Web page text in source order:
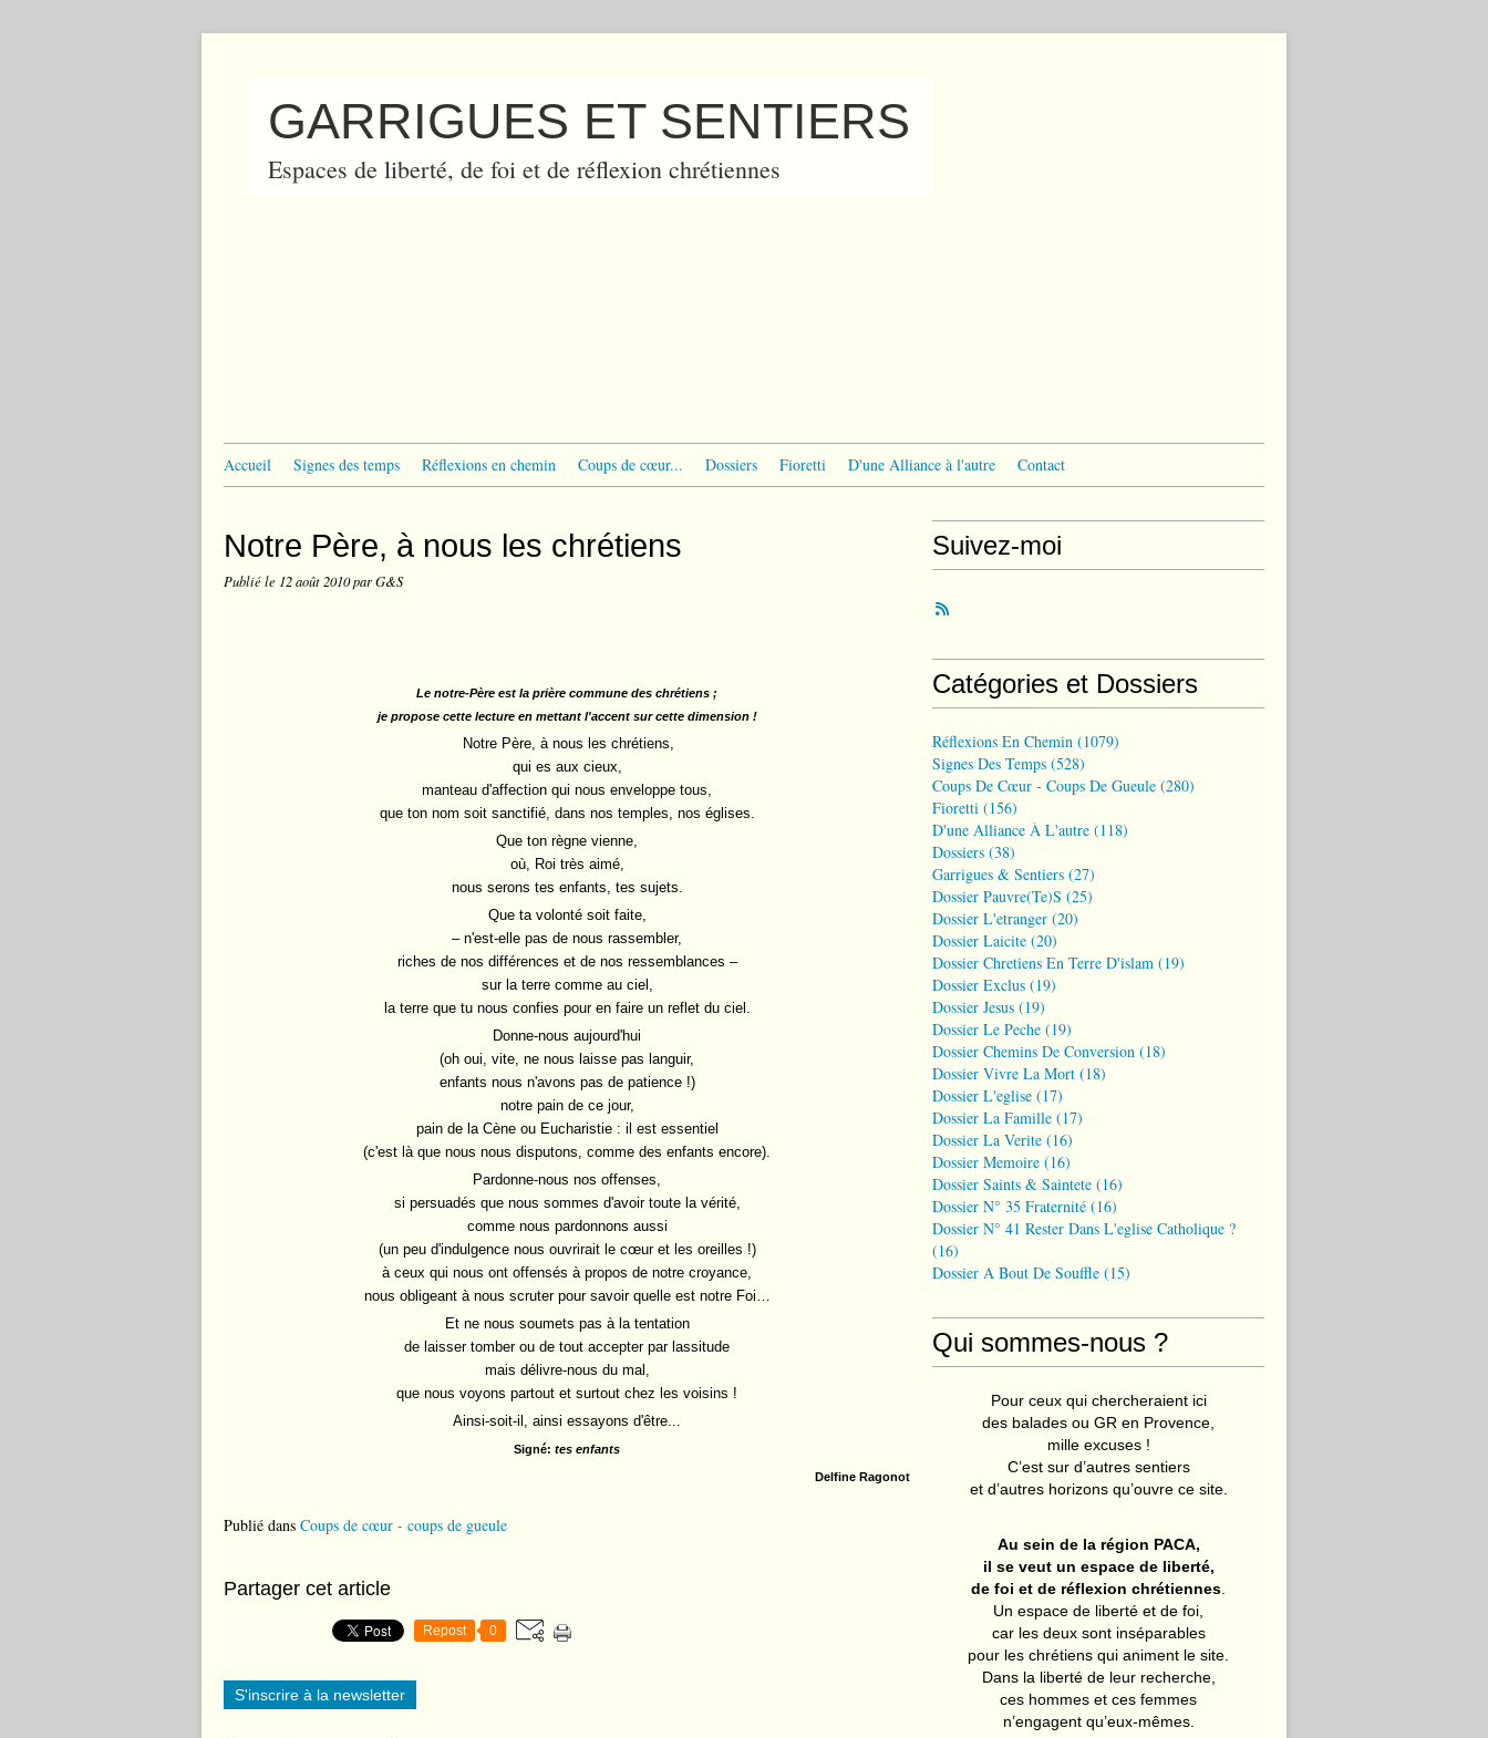
GARRIGUES ET SENTIERS
Espaces de liberté, de foi et de réflexion chrétiennes
Accueil Signes des temps Réflexions en chemin Coups de cœur... Dossiers Fioretti D'une Alliance à l'autre Contact
Notre Père, à nous les chrétiens
Publié le 12 août 2010par G&S
Le notre-Père est la prière commune des chrétiens ;
je propose cette lecture en mettant l'accent sur cette dimension !
Notre Père, à nous les chrétiens,
qui es aux cieux,
manteau d'affection qui nous enveloppe tous,
que ton nom soit sanctifié, dans nos temples, nos églises.
Que ton règne vienne,
où, Roi très aimé,
nous serons tes enfants, tes sujets.
Que ta volonté soit faite,
– n'est-elle pas de nous rassembler,
riches de nos différences et de nos ressemblances –
sur la terre comme au ciel,
la terre que tu nous confies pour en faire un reflet du ciel.
Donne-nous aujourd'hui
(oh oui, vite, ne nous laisse pas languir,
enfants nous n'avons pas de patience !)
notre pain de ce jour,
pain de la Cène ou Eucharistie : il est essentiel
(c'est là que nous nous disputons, comme des enfants encore).
Pardonne-nous nos offenses,
si persuadés que nous sommes d'avoir toute la vérité,
comme nous pardonnons aussi
(un peu d'indulgence nous ouvrirait le cœur et les oreilles !)
à ceux qui nous ont offensés à propos de notre croyance,
nous obligeant à nous scruter pour savoir quelle est notre Foi…
Et ne nous soumets pas à la tentation
de laisser tomber ou de tout accepter par lassitude
mais délivre-nous du mal,
que nous voyons partout et surtout chez les voisins !
Ainsi-soit-il, ainsi essayons d'être...
Signé: tes enfants
Delfine Ragonot
Publié dans Coups de cœur - coups de gueule
Partager cet article
Repost 0
S'inscrire à la newsletter
Suivez-moi
Catégories et Dossiers
Réflexions En Chemin (1079)
Signes Des Temps (528)
Coups De Cœur - Coups De Gueule (280)
Fioretti (156)
D'une Alliance À L'autre (118)
Dossiers (38)
Garrigues & Sentiers (27)
Dossier Pauvre(te)s (25)
Dossier L'etranger (20)
Dossier Laicite (20)
Dossier Chretiens En Terre D'islam (19)
Dossier Exclus (19)
Dossier Jesus (19)
Dossier Le Peche (19)
Dossier Chemins De Conversion (18)
Dossier Vivre La Mort (18)
Dossier L'eglise (17)
Dossier La Famille (17)
Dossier La Verite (16)
Dossier Memoire (16)
Dossier Saints & Saintete (16)
Dossier N° 35 Fraternité (16)
Dossier N° 41 Rester Dans L'eglise Catholique ?
(16)
Dossier A Bout De Souffle (15)
Qui sommes-nous ?
Pour ceux qui chercheraient ici
des balades ou GR en Provence,
mille excuses !
C’est sur d’autres sentiers
et d’autres horizons qu’ouvre ce site.
Au sein de la région PACA,
il se veut un espace de liberté,
de foi et de réflexion chrétiennes
Un espace de liberté et de foi,
car les deux sont inséparables
pour les chrétiens qui animent le site.
Dans la liberté de leur recherche,
ces hommes et ces femmes
n’engagent qu’eux-mêmes.